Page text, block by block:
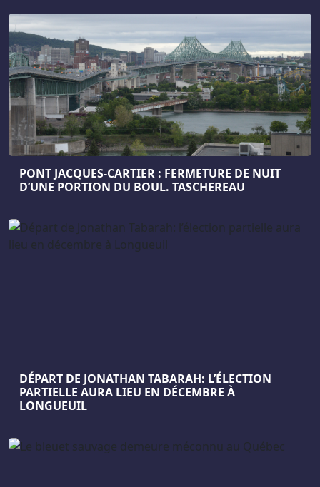
PONT JACQUES-CARTIER : FERMETURE DE NUIT
D’UNE PORTION DU BOUL. TASCHEREAU
DÉPART DE JONATHAN TABARAH: L’ÉLECTION
PARTIELLE AURA LIEU EN DÉCEMBRE À
LONGUEUIL